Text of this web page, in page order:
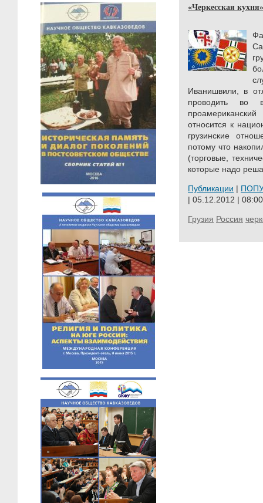
«Черкесская
Иванишвили, в
проводить во
относится к
грузинские
потому что
(торговые,
которые надо
Публикации |
| 05.12.2012 | 08:00
Грузия Россия